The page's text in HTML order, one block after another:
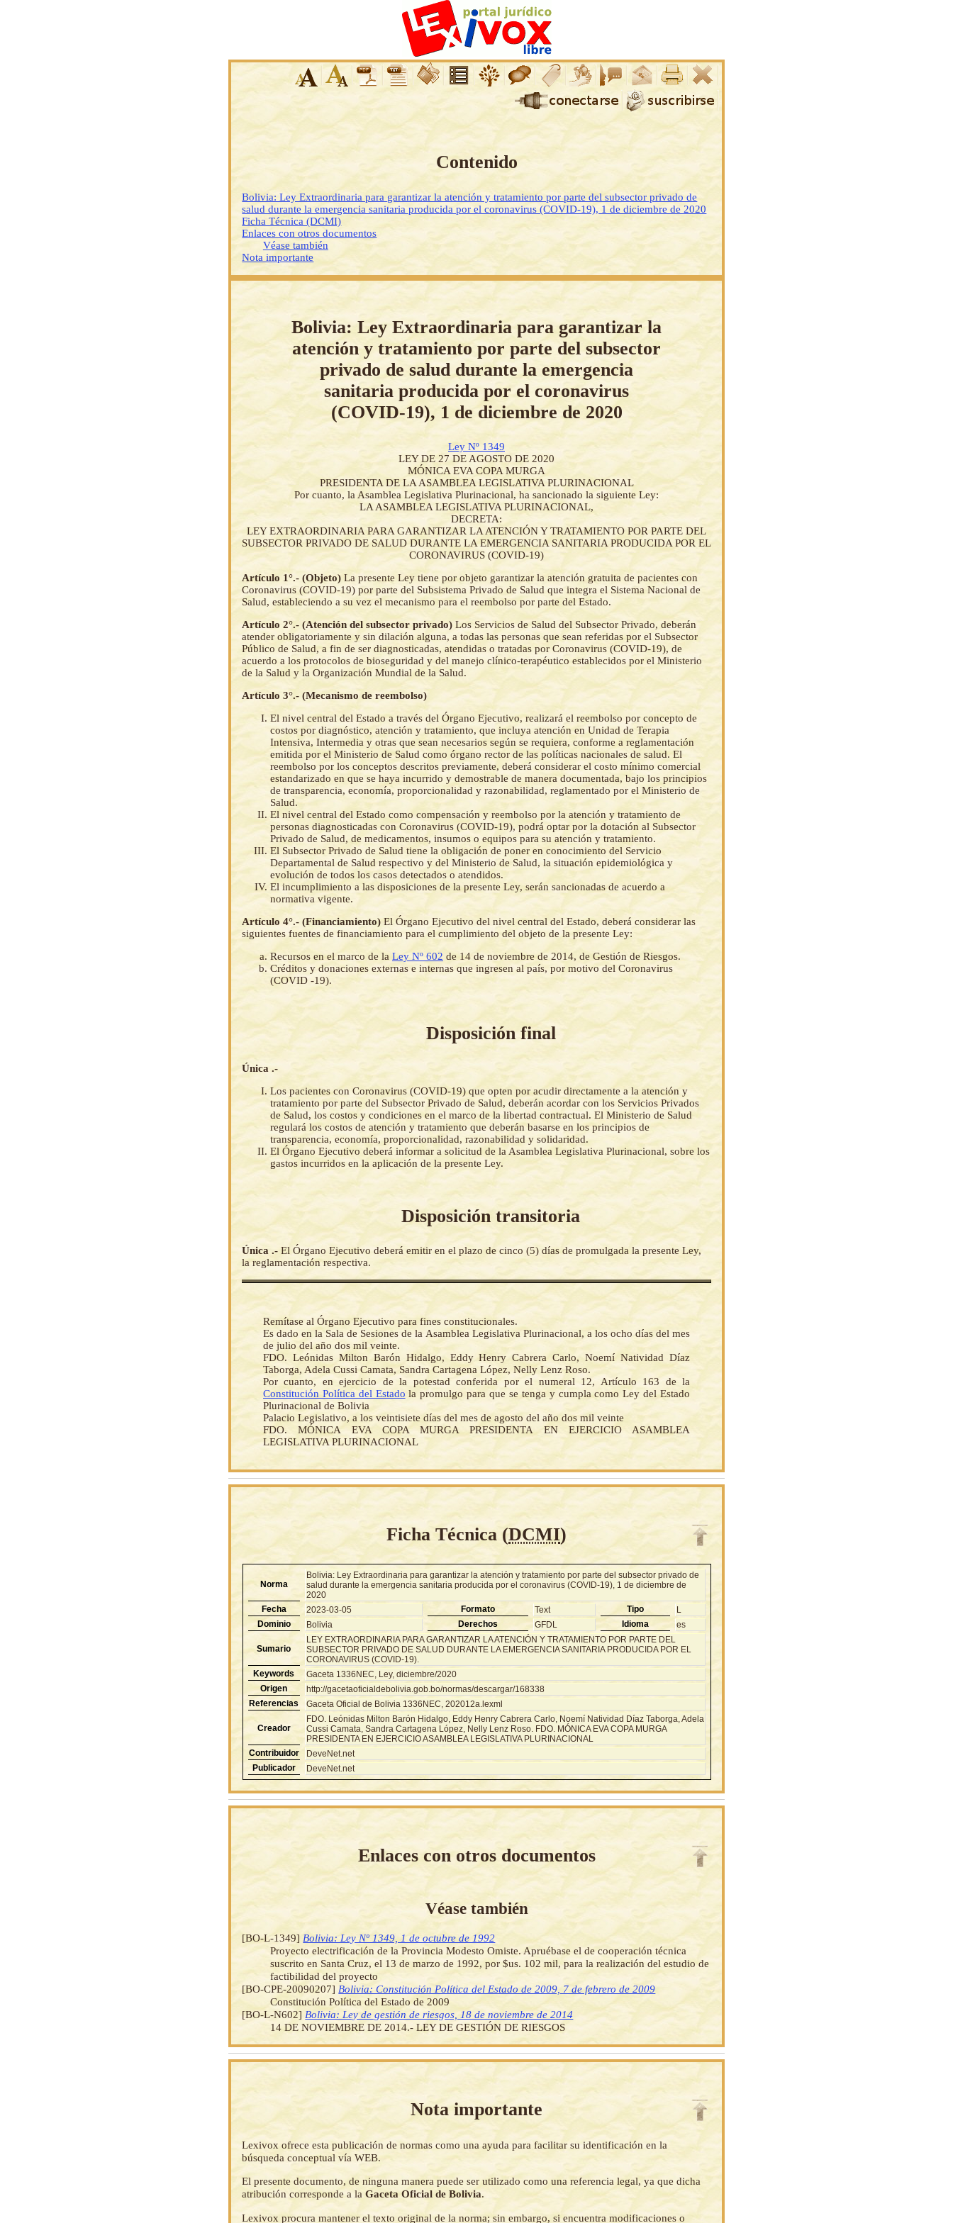
Contenido
Bolivia: Ley Extraordinaria para garantizar la atención y tratamiento por parte del subsector privado de
salud durante la emergencia sanitaria producida por el coronavirus (COVID-19), 1 de diciembre de 2020
Ficha Técnica (DCMI)
Enlaces con otros documentos
Véase también
Nota importante
Bolivia: Ley Extraordinaria para garantizar la
atención y tratamiento por parte del subsector
privado de salud durante la emergencia
sanitaria producida por el coronavirus
(COVID-19), 1 de diciembre de 2020
Ley Nº 1349
LEY DE 27 DE AGOSTO DE 2020
MÓNICA EVA COPA MURGA
PRESIDENTA DE LA ASAMBLEA LEGISLATIVA PLURINACIONAL
Por cuanto, la Asamblea Legislativa Plurinacional, ha sancionado la siguiente Ley:
LA ASAMBLEA LEGISLATIVA PLURINACIONAL,
DECRETA:
LEY EXTRAORDINARIA PARA GARANTIZAR LA ATENCIÓN Y TRATAMIENTO POR PARTE DEL
SUBSECTOR PRIVADO DE SALUD DURANTE LA EMERGENCIA SANITARIA PRODUCIDA POR EL
CORONAVIRUS (COVID-19)
Artículo 1°.- (Objeto) La presente Ley tiene por objeto garantizar la atención gratuita de pacientes con
Coronavirus (COVID-19) por parte del Subsistema Privado de Salud que integra el Sistema Nacional de
Salud, estableciendo a su vez el mecanismo para el reembolso por parte del Estado.
Artículo 2°.- (Atención del subsector privado) Los Servicios de Salud del Subsector Privado, deberán
atender obligatoriamente y sin dilación alguna, a todas las personas que sean referidas por el Subsector
Público de Salud, a fin de ser diagnosticadas, atendidas o tratadas por Coronavirus (COVID-19), de
acuerdo a los protocolos de bioseguridad y del manejo clínico-terapéutico establecidos por el Ministerio
de la Salud y la Organización Mundial de la Salud.
Artículo 3°.- (Mecanismo de reembolso)
El nivel central del Estado a través del Órgano Ejecutivo, realizará el reembolso por concepto de
costos por diagnóstico, atención y tratamiento, que incluya atención en Unidad de Terapia
Intensiva, Intermedia y otras que sean necesarios según se requiera, conforme a reglamentación
emitida por el Ministerio de Salud como órgano rector de las políticas nacionales de salud. El
reembolso por los conceptos descritos previamente, deberá considerar el costo mínimo comercial
estandarizado en que se haya incurrido y demostrable de manera documentada, bajo los principios
de transparencia, economía, proporcionalidad y razonabilidad, reglamentado por el Ministerio de
Salud.
El nivel central del Estado como compensación y reembolso por la atención y tratamiento de
personas diagnosticadas con Coronavirus (COVID-19), podrá optar por la dotación al Subsector
Privado de Salud, de medicamentos, insumos o equipos para su atención y tratamiento.
El Subsector Privado de Salud tiene la obligación de poner en conocimiento del Servicio
Departamental de Salud respectivo y del Ministerio de Salud, la situación epidemiológica y
evolución de todos los casos detectados o atendidos.
El incumplimiento a las disposiciones de la presente Ley, serán sancionadas de acuerdo a
normativa vigente.
Artículo 4°.- (Financiamiento) El Órgano Ejecutivo del nivel central del Estado, deberá considerar las
siguientes fuentes de financiamiento para el cumplimiento del objeto de la presente Ley:
Recursos en el marco de laLey Nº 602 de 14 de noviembre de 2014, de Gestión de Riesgos.
Créditos y donaciones externas e internas que ingresen al país, por motivo del Coronavirus
(COVID -19).
Disposición final
Única .-
Los pacientes con Coronavirus (COVID-19) que opten por acudir directamente a la atención y
tratamiento por parte del Subsector Privado de Salud, deberán acordar con los Servicios Privados
de Salud, los costos y condiciones en el marco de la libertad contractual. El Ministerio de Salud
regulará los costos de atención y tratamiento que deberán basarse en los principios de
transparencia, economía, proporcionalidad, razonabilidad y solidaridad.
El Órgano Ejecutivo deberá informar a solicitud de la Asamblea Legislativa Plurinacional, sobre los
gastos incurridos en la aplicación de la presente Ley.
Disposición transitoria
Única .- El Órgano Ejecutivo deberá emitir en el plazo de cinco (5) días de promulgada la presente Ley,
la reglamentación respectiva.
Remítase al Órgano Ejecutivo para fines constitucionales.
Es dado en la Sala de Sesiones de la Asamblea Legislativa Plurinacional, a los ocho días del mes
de julio del año dos mil veinte.
FDO. Leónidas Milton Barón Hidalgo, Eddy Henry Cabrera Carlo, Noemí Natividad Díaz
Taborga, Adela Cussi Camata, Sandra Cartagena López, Nelly Lenz Roso.
Por cuanto, en ejercicio de la potestad conferida por el numeral 12, Artículo 163 de la
Constitución Política del Estado la promulgo para que se tenga y cumpla como Ley del Estado
Plurinacional de Bolivia
Palacio Legislativo, a los veintisiete días del mes de agosto del año dos mil veinte
FDO. MÓNICA EVA COPA MURGA PRESIDENTA EN EJERCICIO ASAMBLEA
LEGISLATIVA PLURINACIONAL
Ficha Técnica (DCMI)
Norma
Bolivia: Ley Extraordinaria para garantizar la atención y tratamiento por parte del subsector privado de
salud durante la emergencia sanitaria producida por el coronavirus (COVID-19), 1 de diciembre de
2020
Fecha
2023-03-05 Formato Text Tipo
L
Dominio
Bolivia Derechos GFDL Idioma es
Sumario
LEY EXTRAORDINARIA PARA GARANTIZAR LA ATENCIÓN Y TRATAMIENTO POR PARTE DEL
SUBSECTOR PRIVADO DE SALUD DURANTE LA EMERGENCIA SANITARIA PRODUCIDA POR EL
CORONAVIRUS (COVID-19).
Keywords
Gaceta 1336NEC, Ley, diciembre/2020
Origen
http://gacetaoficialdebolivia.gob.bo/normas/descargar/168338
Referencias
Gaceta Oficial de Bolivia 1336NEC, 202012a.lexml
Creador
FDO. Leónidas Milton Barón Hidalgo, Eddy Henry Cabrera Carlo, Noemí Natividad Díaz Taborga, Adela
Cussi Camata, Sandra Cartagena López, Nelly Lenz Roso. FDO. MÓNICA EVA COPA MURGA
PRESIDENTA EN EJERCICIO ASAMBLEA LEGISLATIVA PLURINACIONAL
Contribuidor
DeveNet.net
Publicador
DeveNet.net
Enlaces con otros documentos
Véase también
[BO-L-1349] Bolivia: Ley Nº 1349, 1 de octubre de 1992
Proyecto electrificación de la Provincia Modesto Omiste. Apruébase el de cooperación técnica
suscrito en Santa Cruz, el 13 de marzo de 1992, por $us. 102 mil, para la realización del estudio de
factibilidad del proyecto
[BO-CPE-20090207] Bolivia: Constitución Política del Estado de 2009, 7 de febrero de 2009
Constitución Política del Estado de 2009
[BO-L-N602] Bolivia: Ley de gestión de riesgos, 18 de noviembre de 2014
14 DE NOVIEMBRE DE 2014.- LEY DE GESTIÓN DE RIESGOS
Nota importante
Lexivox ofrece esta publicación de normas como una ayuda para facilitar su identificación en la
búsqueda conceptual vía WEB.
El presente documento, de ninguna manera puede ser utilizado como una referencia legal, ya que dicha
atribución corresponde a laGaceta Oficial de Bolivia.
Lexivox procura mantener el texto original de la norma; sin embargo, si encuentra modificaciones o